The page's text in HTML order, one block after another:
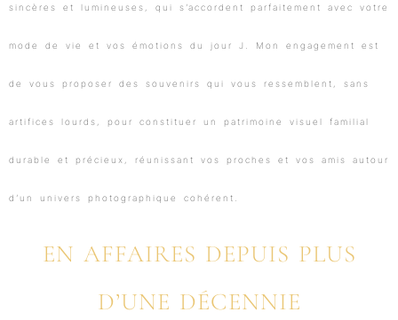
sincères et lumineuses, qui s’accordent parfaitement avec votre
mode de vie et vos émotions du jour J. Mon engagement est
de vous proposer des souvenirs qui vous ressemblent, sans
artifices lourds, pour constituer un patrimoine visuel familial
durable et précieux, réunissant vos proches et vos amis autour
d’un univers photographique cohérent.
EN AFFAIRES DEPUIS PLUS
D’UNE DÉCENNIE